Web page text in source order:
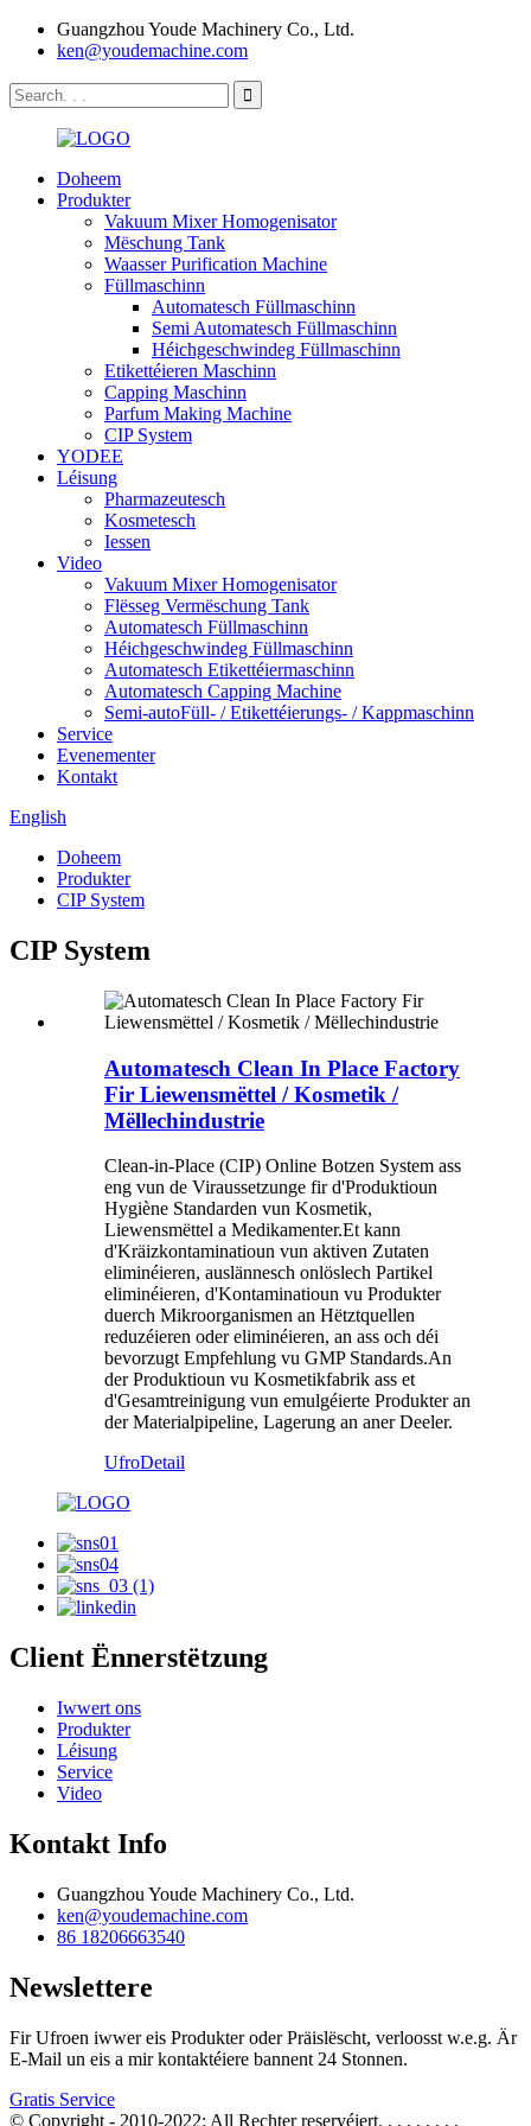
Guangzhou Youde Machinery Co., Ltd.
ken@youdemachine.com
Doheem
Produkter
Vakuum Mixer Homogenisator
Mëschung Tank
Waasser Purification Machine
Füllmaschinn
Automatesch Füllmaschinn
Semi Automatesch Füllmaschinn
Héichgeschwindeg Füllmaschinn
Etikettéieren Maschinn
Capping Maschinn
Parfum Making Machine
CIP System
YODEE
Léisung
Pharmazeutesch
Kosmetesch
Iessen
Video
Vakuum Mixer Homogenisator
Flësseg Vermëschung Tank
Automatesch Füllmaschinn
Héichgeschwindeg Füllmaschinn
Automatesch Etikettéiermaschinn
Automatesch Capping Machine
Semi-autoFüll- / Etikettéierungs- / Kappmaschinn
Service
Evenementer
Kontakt
English
Doheem
Produkter
CIP System
CIP System
Automatesch Clean In Place Factory
Fir Liewensmëttel / Kosmetik /
Mëllechindustrie
Clean-in-Place (CIP) Online Botzen System ass
eng vun de Viraussetzunge fir d'Produktioun
Hygiène Standarden vun Kosmetik,
Liewensmëttel a Medikamenter.Et kann
d'Kräizkontaminatioun vun aktiven Zutaten
eliminéieren, auslännesch onlöslech Partikel
eliminéieren, d'Kontaminatioun vu Produkter
duerch Mikroorganismen an Hëtztquellen
reduzéieren oder eliminéieren, an ass och déi
bevorzugt Empfehlung vu GMP Standards.An
der Produktioun vu Kosmetikfabrik ass et
d'Gesamtreinigung vun emulgéierte Produkter an
der Materialpipeline, Lagerung an aner Deeler.
UfroDetail
Client Ënnerstëtzung
Iwwert ons
Produkter
Léisung
Service
Video
Kontakt Info
Guangzhou Youde Machinery Co., Ltd.
ken@youdemachine.com
86 18206663540
Newslettere
Fir Ufroen iwwer eis Produkter oder Präislëscht, verloosst w.e.g. Är
E-Mail un eis a mir kontaktéiere bannent 24 Stonnen.
Gratis Service
© Copyright - 2010-2022: All Rechter reservéiert. , , , , , , , ,